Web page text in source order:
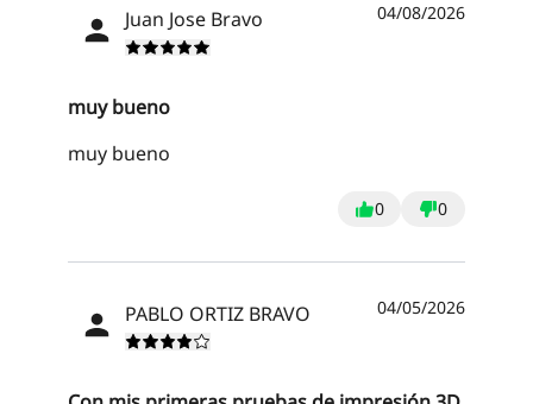
Juan Jose Bravo 04/08/2026
muy bueno
muy bueno
0 0
PABLO ORTIZ BRAVO 04/05/2026